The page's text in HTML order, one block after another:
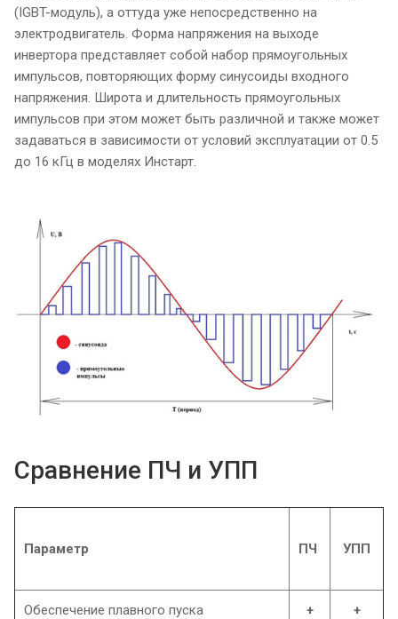
(IGBT-модуль), а оттуда уже непосредственно на
электродвигатель. Форма напряжения на выходе
инвертора представляет собой набор прямоугольных
импульсов, повторяющих форму синусоиды входного
напряжения. Широта и длительность прямоугольных
импульсов при этом может быть различной и также может
задаваться в зависимости от условий эксплуатации от 0.5
до 16 кГц в моделях Инстарт.
Сравнение ПЧ и УПП
Параметр ПЧ УПП
Обеспечение плавного пуска + +